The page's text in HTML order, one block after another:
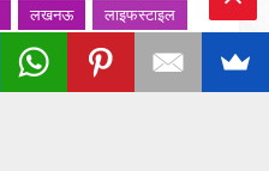
लखनऊ
लाइफस्टाइल
विविध
व्यापार
समाज
संस्कार
Ba
ck